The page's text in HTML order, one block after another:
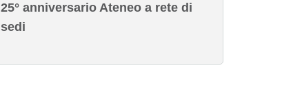
25° anniversario Ateneo a rete di
sedi